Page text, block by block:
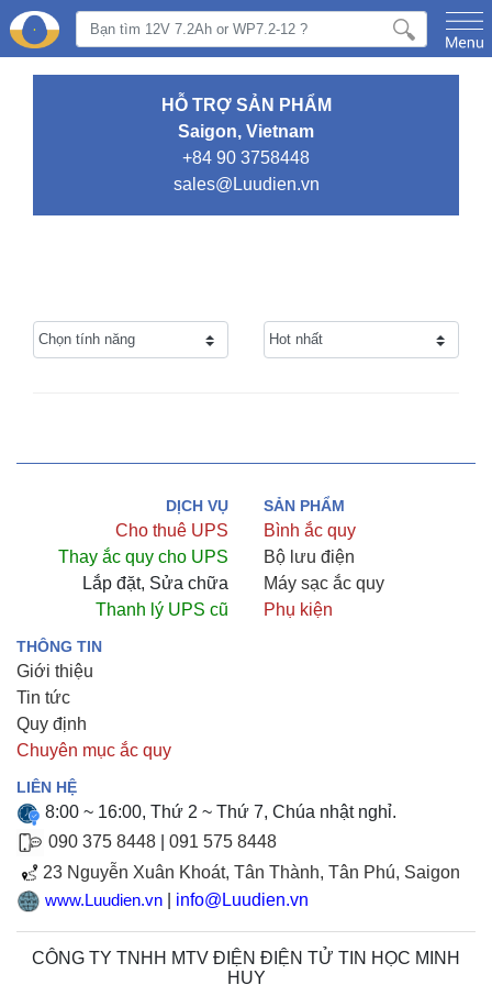
HỖ TRỢ SẢN PHẨM
Saigon, Vietnam
+84 90 3758448
sales@Luudien.vn
DỊCH VỤ
Cho thuê UPS
Thay ắc quy cho UPS
Lắp đặt, Sửa chữa
Thanh lý UPS cũ
SẢN PHẨM
Bình ắc quy
Bộ lưu điện
Máy sạc ắc quy
Phụ kiện
THÔNG TIN
Giới thiệu
Tin tức
Quy định
Chuyên mục ắc quy
LIÊN HỆ
8:00 ~ 16:00, Thứ 2 ~ Thứ 7, Chúa nhật nghỉ.
090 375 8448 | 091 575 8448
23 Nguyễn Xuân Khoát, Tân Thành, Tân Phú, Saigon
www.Luudien.vn info@Luudien.vn
CÔNG TY TNHH MTV ĐIỆN ĐIỆN TỬ TIN HỌC MINH
HUY